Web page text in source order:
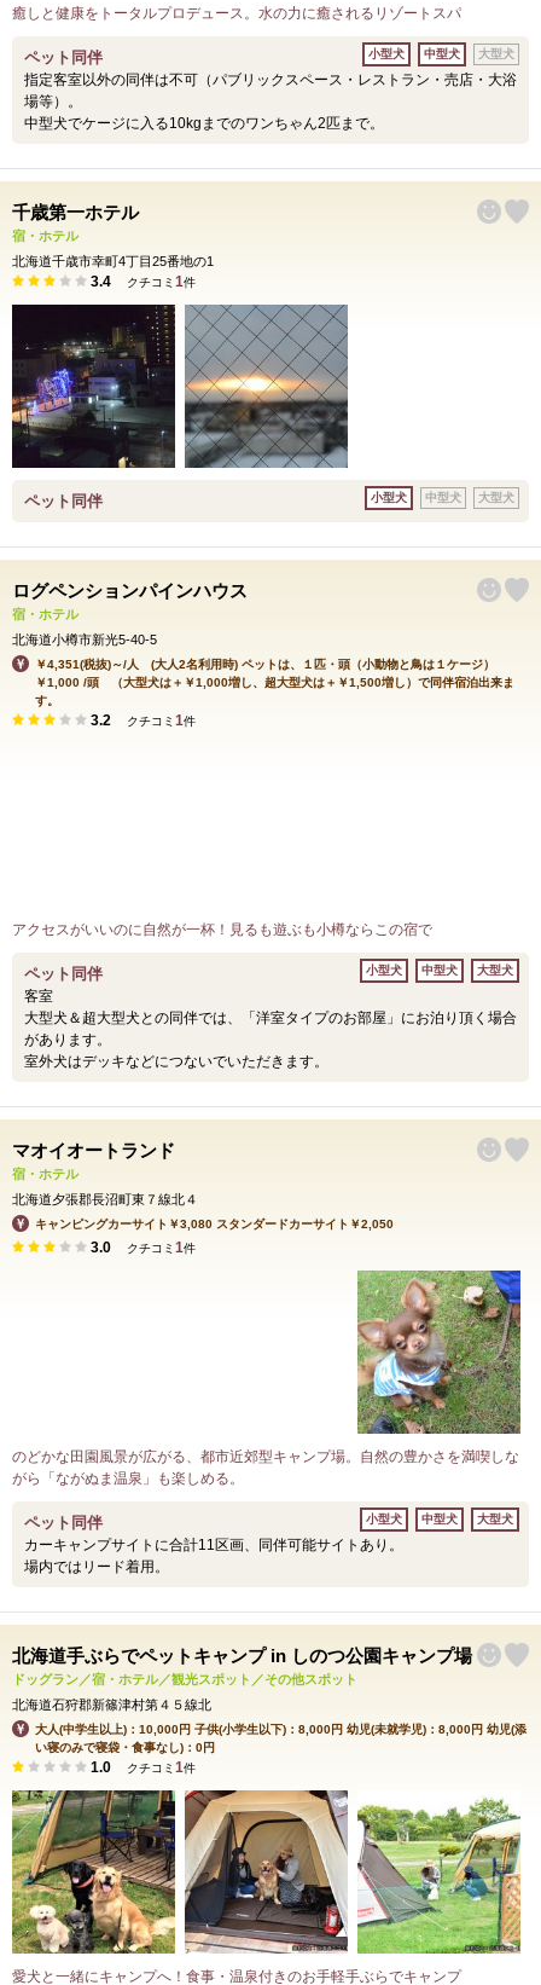
癒しと健康をトータルプロデュース。水の力に癒されるリゾートスパ
ペット同伴
指定客室以外の同伴は不可（パブリックスペース・レストラン・売店・大浴
場等）。
中型犬でケージに入る10kgまでのワンちゃん2匹まで。
小型犬 中型犬 大型犬
千歳第一ホテル
宿・ホテル
北海道千歳市幸町4丁目25番地の1
3.4 クチコミ 1件
ペット同伴 小型犬 中型犬 大型犬
ログペンションパインハウス
宿・ホテル
北海道小樽市新光5-40-5
￥4,351(税抜)～/人 (大人2名利用時) ペットは、１匹・頭（小動物と鳥は１ケージ）
￥1,000 /頭 （大型犬は＋￥1,000増し、超大型犬は＋￥1,500増し）で同伴宿泊出来ま
す。
3.2 クチコミ 1件
アクセスがいいのに自然が一杯！見るも遊ぶも小樽ならこの宿で
ペット同伴
客室
大型犬＆超大型犬との同伴では、「洋室タイプのお部屋」にお泊り頂く場合
があります。
室外犬はデッキなどにつないでいただきます。
小型犬 中型犬 大型犬
マオイオートランド
宿・ホテル
北海道夕張郡長沼町東７線北４
キャンピングカーサイト￥3,080 スタンダードカーサイト￥2,050
3.0 クチコミ 1件
のどかな田園風景が広がる、都市近郊型キャンプ場。自然の豊かさを満喫しな
がら「ながぬま温泉」も楽しめる。
ペット同伴
カーキャンプサイトに合計11区画、同伴可能サイトあり。
場内ではリード着用。
小型犬 中型犬 大型犬
北海道手ぶらでペットキャンプ in しのつ公園キャンプ場
ドッグラン／宿・ホテル／観光スポット／その他スポット
北海道石狩郡新篠津村第４５線北
大人(中学生以上)：10,000円 子供(小学生以下)：8,000円 幼児(未就学児)：8,000円 幼児(添
い寝のみで寝袋・食事なし)：0円
1.0 クチコミ 1件
愛犬と一緒にキャンプへ！食事・温泉付きのお手軽手ぶらでキャンプ